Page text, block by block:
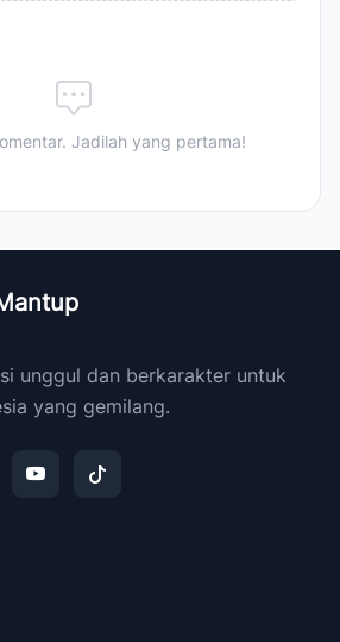
Jadilah yang pertama!
unggul dan berkarakter untuk
yang gemilang.